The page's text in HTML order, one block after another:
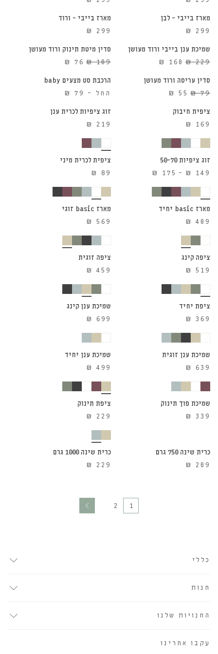
מארז בייבי – לבן
₪ 299
מארז בייבי – ורוד
₪ 299
30%
הנחה
הוספה לסל
שמיכת ענן בייבי ורוד מעושן
₪229
המחיר
היה:
₪ 229.
₪ 160
הוא:
30%
הנחה
הוספה לסל
סדין מיטת תינוק ורוד מעושן
₪109
המחיר
היה:
₪ 109.
₪ 76
הוא:
30%
הנחה
הוספה לסל
סדין עריסה ורוד מעושן
₪79
המחיר
היה:
₪ 79.
₪ 55
הוספה לסל
הרכבת סט מצעים baby
החל -
₪ 79
הוספה לסל
ציפית חיבוק
₪ 169
הוספה לסל
זוג ציפיות לכרית ענן
₪ 219
זוג ציפיות 50-70
₪ 149
–
₪ 175
ציפית לכרית מיני
₪ 89
מארז basic יחיד
₪ 409
מארז basic זוגי
₪ 569
ציפה קינג
₪ 519
ציפה זוגית
₪ 459
ציפת יחיד
₪ 369
שמיכת ענן קינג
₪ 699
שמיכת ענן זוגית
₪ 639
שמיכת ענן יחיד
₪ 499
שמיכת פוך תינוק
₪ 339
ציפת תינוק
₪ 229
כרית שינה 750 גרם
₪ 209
כרית שינה 1000 גרם
₪ 229
1
2
כללי
חנות
החנויות שלנו
עקבו אחרינו